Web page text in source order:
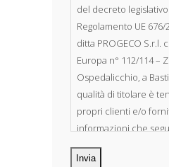
del decreto
Regolamento UE 676/
ditta PROGECO S.r.l.
Europa n° 112/114 –
Ospedalicchio, a
qualità di titolare è
propri clienti e/o
informazioni che
dei dati personali
oggetto di trattamento